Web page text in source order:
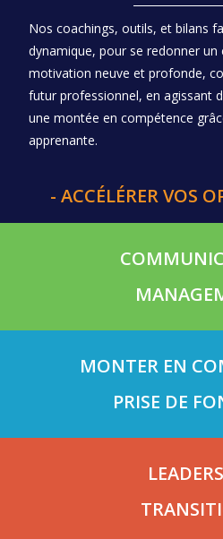
Nos coachings, outils, et bilans
dynamique, pour se redonner un
motivation neuve et profonde,
futur professionnel, en agissant
une montée en compétence
apprenante.
- ACCÉLÉRER VOS
MONTER EN
PRISE DE